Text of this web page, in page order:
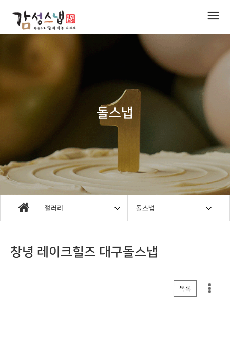
돌스냅
갤러리 돌스냅
창녕 레이크힐즈 대구돌스냅
목록